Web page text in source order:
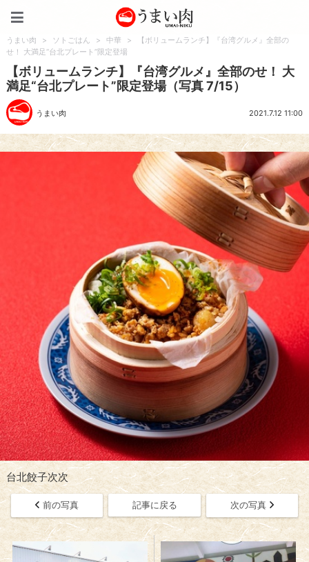
うまい肉 > ソトごはん > 中華 >
【ボリュームランチ】『台湾グルメ』全部の
せ！ 大満足“台北プレート”限定登場
【ボリュームランチ】『台湾グルメ』全部のせ！ 大
満足“台北プレート”限定登場（写真 7/15）
うまい肉 2021.7.12 11:00
台北餃子次次
前の写真 記事に戻る 次の写真